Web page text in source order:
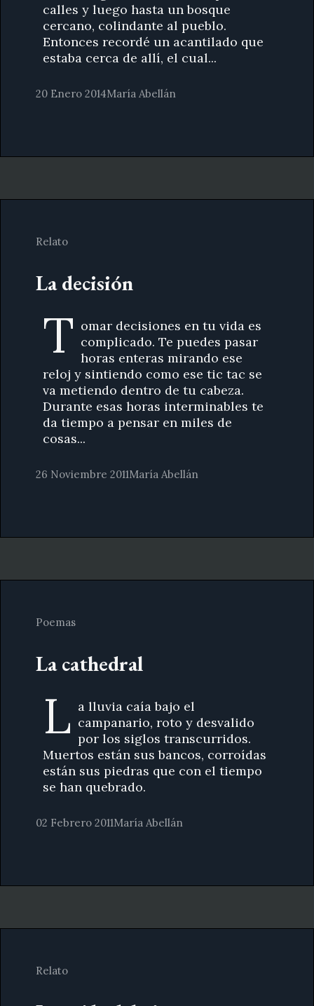
calles y luego hasta un bosque
cercano, colindante al pueblo.
Entonces recordé un acantilado que
estaba cerca de allí, el cual...
20 Enero 2014María Abellán
Relato
La decisión
T omar decisiones en tu vida es
complicado. Te puedes pasar
horas enteras mirando ese
reloj y sintiendo como ese tic tac se
va metiendo dentro de tu cabeza.
Durante esas horas interminables te
da tiempo a pensar en miles de
cosas...
26 Noviembre 2011María Abellán
Poemas
La cathedral
L a lluvia caía bajo el
campanario, roto y desvalido
por los siglos transcurridos.
Muertos están sus bancos, corroídas
están sus piedras que con el tiempo
se han quebrado.
02 Febrero 2011María Abellán
Relato